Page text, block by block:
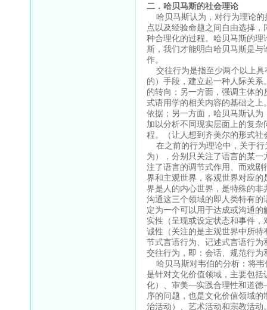
二．哈贝马斯的社会理论
哈贝马斯认为，对行为理论的
点以及经验命题之间自由选择
种合理化的过程。哈贝马斯的
斯，我们才能明白哈贝马斯是
作。
交往行为是指至少两个以上具
的）手段，建立起一种人际关
的转向；另一方面，强调主体
式语用学的相关内容的基础之
依据；另一方面，哈贝马斯认
加以分析不同现实层面上的复
程。（让人想到齐美尔的形式社
在之前的行为理论中，关于行
为），分别只关注了语言的某
注了语言的调节式作用、而戏
界和主观世界，客观世界对应
界是人的内心世界，是特殊的
沟通这三个领域的即人类特有
定为一个可以用于达成或沟通
实性（呈现或设定状态和事件
诚性（关注的是主观世界中所
节式言语行为、记述式言语行
交往行为，即：会话、规范行为
哈贝马斯对韦伯的分析：将韦
是针对文化价值领域，主要包
化）、审美—实践合理性和道德
序的问题，也是文化价值领域
治活动）、艺术活动和宗教活